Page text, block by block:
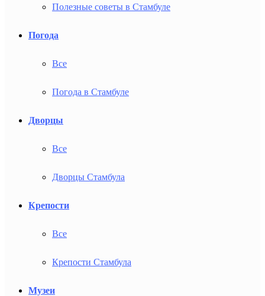
Полезные советы в Стамбуле
Погода
Все
Погода в Стамбуле
Дворцы
Все
Дворцы Стамбула
Крепости
Все
Крепости Стамбула
Музеи